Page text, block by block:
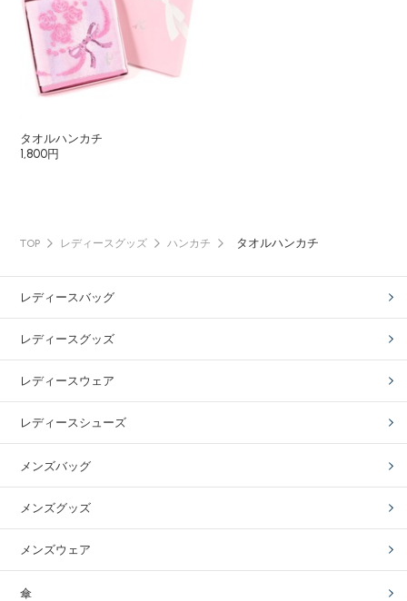
タオルハンカチ
1,800円
TOP レディースグッズ ハンカチ タオルハンカチ
レディースバッグ
レディースグッズ
レディースウェア
レディースシューズ
メンズバッグ
メンズグッズ
メンズウェア
傘